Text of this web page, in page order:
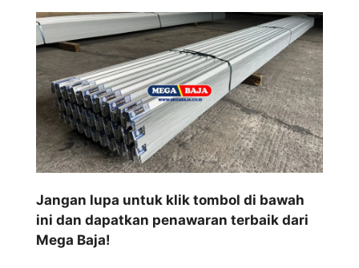
Jangan lupa untuk klik tombol di bawah
ini dan dapatkan penawaran terbaik dari
Mega Baja!